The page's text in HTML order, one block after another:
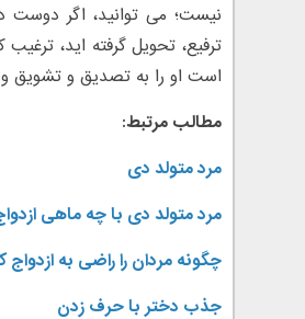
نیست؛ می توانید، اگر دوست
ترفیع، تحویل گرفته اید،
است او را به تصدیق و تشویق
مطالب مرتبط:
مرد متولد دی
مرد متولد دی با چه ماهی
چگونه مردان را راضی به ازدواج
جذب دختر با حرف زدن